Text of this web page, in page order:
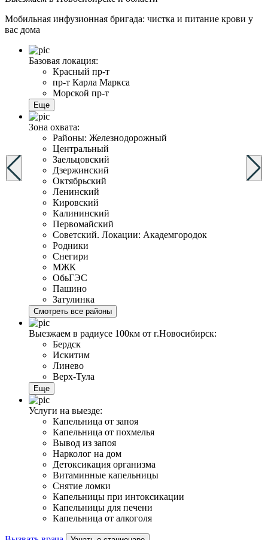
Мобильная инфузионная бригада: чистка и питание крови у
вас дома
Базовая локация:
Красный пр-т
пр-т Карла Маркса
Морской пр-т
Еще
Зона охвата:
Районы: Железнодорожный
Центральный
Заельцовский
Дзержинский
Октябрьский
Ленинский
Кировский
Калининский
Первомайский
Советский. Локации: Академгородок
Родники
Снегири
МЖК
ОбьГЭС
Пашино
Затулинка
Смотреть все районы
Выезжаем в радиусе 100км от г.Новосибирск:
Бердск
Искитим
Линево
Верх-Тула
Еще
Услуги на выезде:
Капельница от запоя
Капельница от похмелья
Вывод из запоя
Нарколог на дом
Детоксикация организма
Витаминные капельницы
Снятие ломки
Капельницы при интоксикации
Капельницы для печени
Капельница от алкоголя